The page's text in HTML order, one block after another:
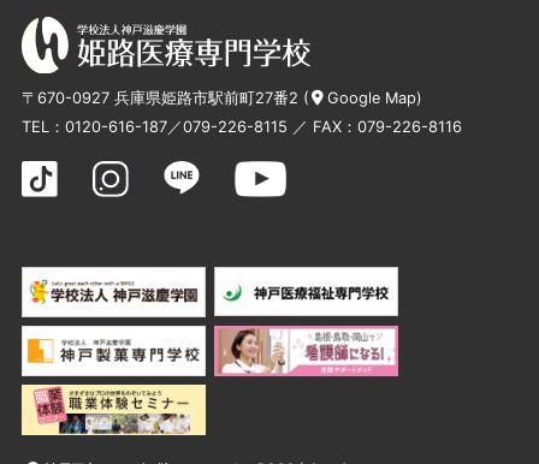
〒670-0927 兵庫県姫路市駅前町27番2 ( Google Map)
TEL： 0120-616-187／079-226-8115 ／ FAX：079-226-8116